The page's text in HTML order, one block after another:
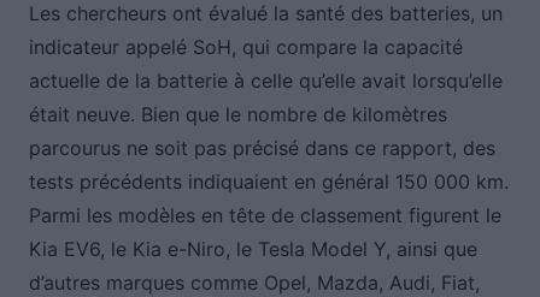
Les chercheurs ont évalué la santé des batteries, un
indicateur appelé SoH, qui compare la capacité
actuelle de la batterie à celle qu’elle avait lorsqu’elle
était neuve. Bien que le nombre de kilomètres
parcourus ne soit pas précisé dans ce rapport, des
tests précédents indiquaient en général 150 000 km.
Parmi les modèles en tête de classement figurent le
Kia EV6, le Kia e-Niro, le Tesla Model Y, ainsi que
d’autres marques comme Opel, Mazda, Audi, Fiat,